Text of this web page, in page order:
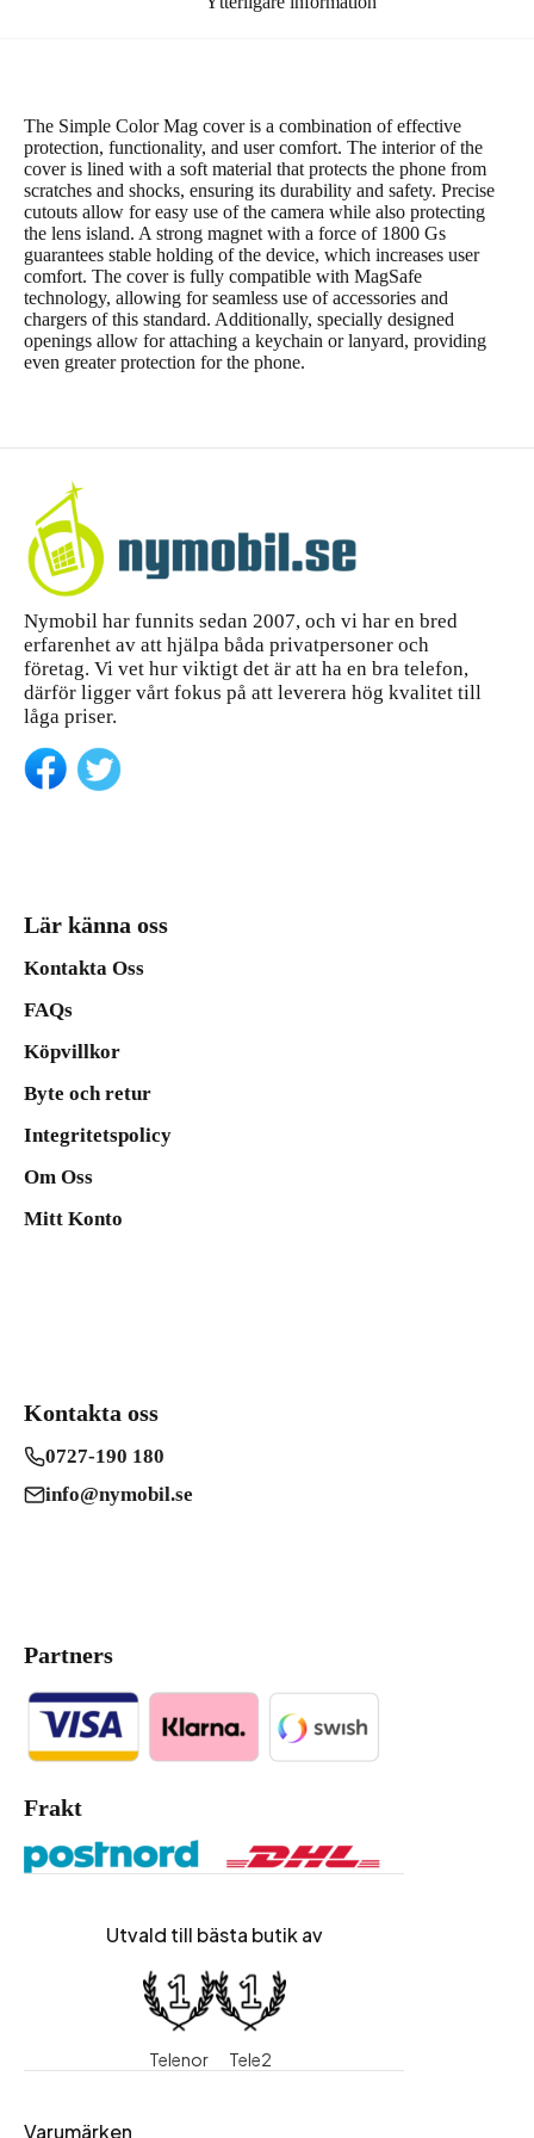
The Simple Color Mag cover is a combination of effective
protection, functionality, and user comfort. The interior of the
cover is lined with a soft material that protects the phone from
scratches and shocks, ensuring its durability and safety. Precise
cutouts allow for easy use of the camera while also protecting
the lens island. A strong magnet with a force of 1800 Gs
guarantees stable holding of the device, which increases user
comfort. The cover is fully compatible with MagSafe
technology, allowing for seamless use of accessories and
chargers of this standard. Additionally, specially designed
openings allow for attaching a keychain or lanyard, providing
even greater protection for the phone.
Nymobil har funnits sedan 2007, och vi har en bred
erfarenhet av att hjälpa båda privatpersoner och
företag. Vi vet hur viktigt det är att ha en bra telefon,
därför ligger vårt fokus på att leverera hög kvalitet till
låga priser.
Lär känna oss
Kontakta Oss
FAQs
Köpvillkor
Byte och retur
Integritetspolicy
Om Oss
Mitt Konto
Kontakta oss
0727-190 180
info@nymobil.se
Partners
Frakt
Utvald till bästa butik av
Telenor Tele2
Varumärken